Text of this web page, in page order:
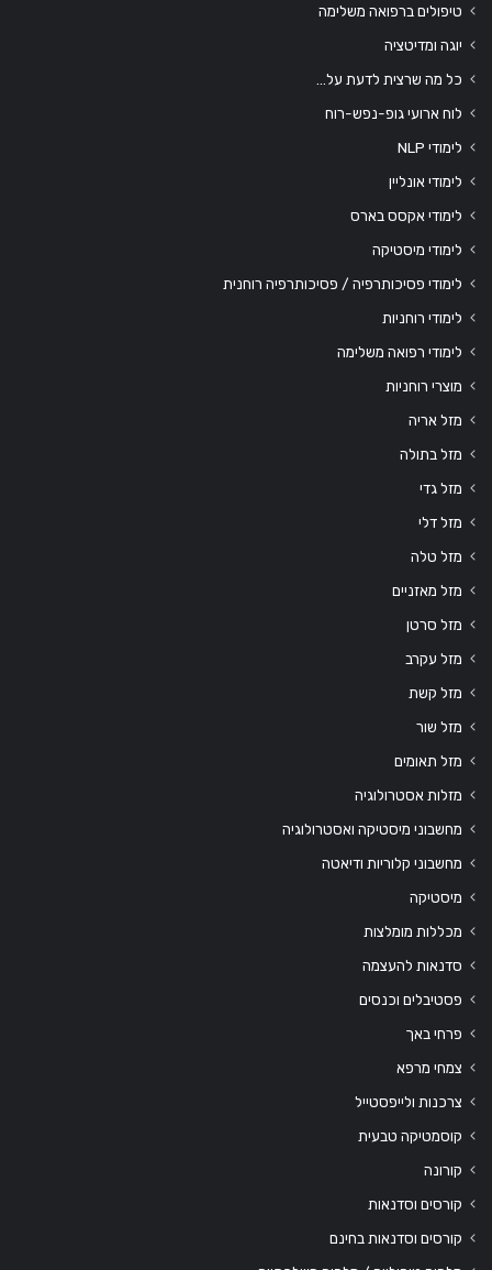
טיפולים ברפואה משלימה
יוגה ומדיטציה
כל מה שרצית לדעת על…
לוח ארועי גופ-נפש-רוח
לימודי NLP
לימודי אונליין
לימודי אקסס בארס
לימודי מיסטיקה
לימודי פסיכותרפיה / פסיכותרפיה רוחנית
לימודי רוחניות
לימודי רפואה משלימה
מוצרי רוחניות
מזל אריה
מזל בתולה
מזל גדי
מזל דלי
מזל טלה
מזל מאזניים
מזל סרטן
מזל עקרב
מזל קשת
מזל שור
מזל תאומים
מזלות אסטרולוגיה
מחשבוני מיסטיקה ואסטרולוגיה
מחשבוני קלוריות ודיאטה
מיסטיקה
מכללות מומלצות
סדנאות להעצמה
פסטיבלים וכנסים
פרחי באך
צמחי מרפא
צרכנות ולייפסטייל
קוסמטיקה טבעית
קורונה
קורסים וסדנאות
קורסים וסדנאות בחינם